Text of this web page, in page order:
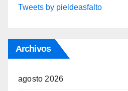
Tweets by pieldeasfalto
Archivos
agosto 2026